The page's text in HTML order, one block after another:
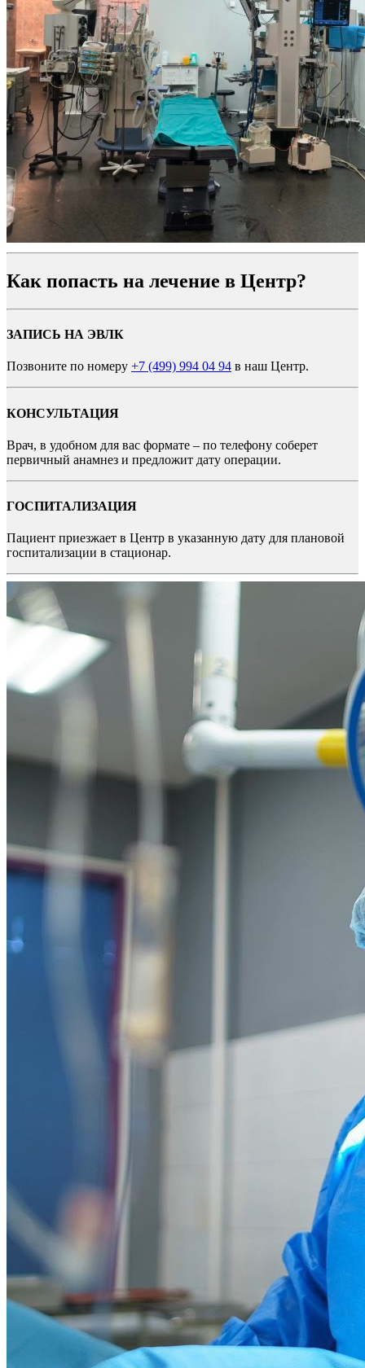
Как попасть на лечение в Центр?
ЗАПИСЬ НА ЭВЛК
Позвоните по номеру +7 (499) 994 04 94 в наш Центр.
КОНСУЛЬТАЦИЯ
Врач, в удобном для вас формате – по телефону соберет
первичный анамнез и предложит дату операции.
ГОСПИТАЛИЗАЦИЯ
Пациент приезжает в Центр в указанную дату для плановой
госпитализации в стационар.